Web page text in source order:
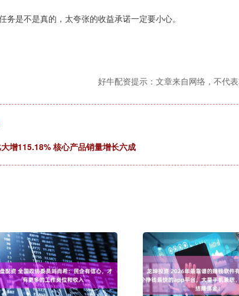
是不是真的，太夸张的收益承诺一定要小心。
好牛配资提示：文章来自网络，不代表
增115.18% 核心产品销量增长六成